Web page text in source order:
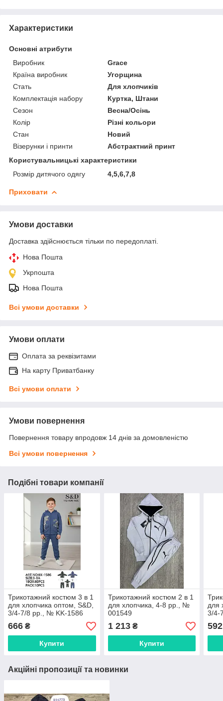
Характеристики
Основні атрибути
Виробник
Grace
Країна виробник
Угорщина
Стать
Для хлопчиків
Комплектація набору
Куртка, Штани
Сезон
Весна/Осінь
Колір
Різні кольори
Стан
Новий
Візерунки і принти
Абстрактний принт
Користувальницькі характеристики
Розмір дитячого одягу
4,5,6,7,8
Приховати
Умови доставки
Доставка здійснюється тільки по передоплаті.
Нова Пошта
Укрпошта
Нова Пошта
Всі умови доставки
Умови оплати
Оплата за реквізитами
На карту Приватбанку
Всі умови оплати
Умови повернення
Повернення товару впродовж 14 днів за домовленістю
Всі умови повернення
Подібні товари компанії
Трикотажний костюм 3 в 1
для хлопчика оптом, S&D,
3/4-7/8 рр., № KK-1586
666 ₴
Купити
Трикотажний костюм 2 в 1
для хлопчика, 4-8 рр., №
001549
1 213₴
Купити
для
3/4-
592
Акційні пропозиції та новинки